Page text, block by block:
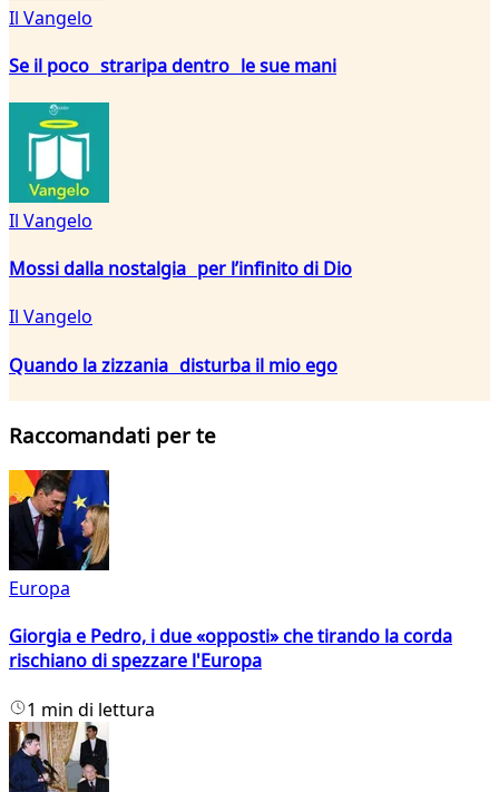
Il Vangelo
Se il poco straripa dentro le sue mani
Il Vangelo
Mossi dalla nostalgia per l’infinito di Dio
Il Vangelo
Quando la zizzania disturba il mio ego
Raccomandati per te
Europa
Giorgia e Pedro, i due «opposti» che tirando la corda
rischiano di spezzare l'Europa
1 min di lettura